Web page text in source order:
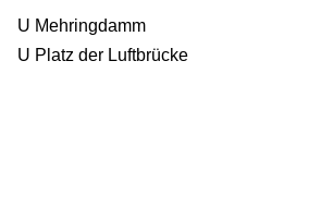
U Mehringdamm
U Platz der Luftbrücke